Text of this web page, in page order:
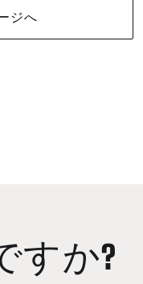
ジへ
すか?